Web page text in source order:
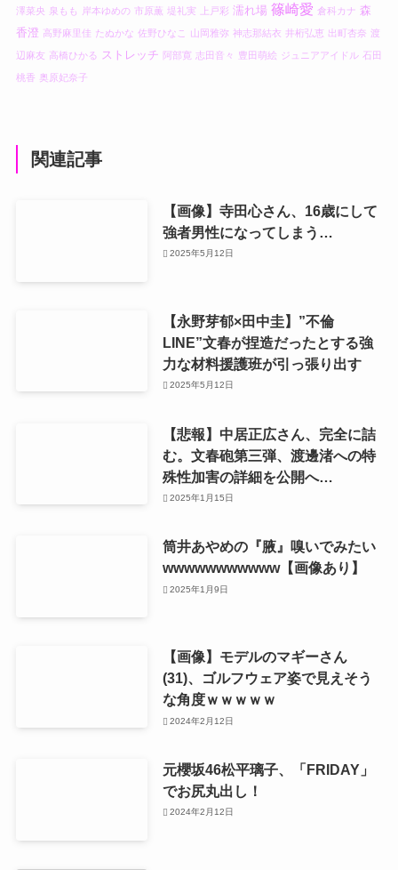
澤菜央 泉もも 岸本ゆめの 市原薫 堤礼実 上戸彩 濡れ場 篠崎愛 倉科カナ 森
香澄 高野麻里佳 たぬかな 佐野ひなこ 山岡雅弥 神志那結衣 井桁弘恵 出町杏奈 渡
辺麻友 高橋ひかる ストレッチ 阿部寛 志田音々 豊田萌絵 ジュニアアイドル 石田
桃香 奥原妃奈子
関連記事
【画像】寺田心さん、16歳にして
強者男性になってしまう…
2025年5月12日
【永野芽郁×田中圭】”不倫
LINE”文春が捏造だったとする強
力な材料援護班が引っ張り出す
2025年5月12日
【悲報】中居正広さん、完全に詰
む。文春砲第三弾、渡邊渚への特
殊性加害の詳細を公開へ…
2025年1月15日
筒井あやめの『腋』嗅いでみたい
wwwwwwwwwww【画像あり】
2025年1月9日
【画像】モデルのマギーさん
(31)、ゴルフウェア姿で見えそう
な角度ｗｗｗｗｗ
2024年2月12日
元櫻坂46松平璃子、「FRIDAY」
でお尻丸出し！
2024年2月12日